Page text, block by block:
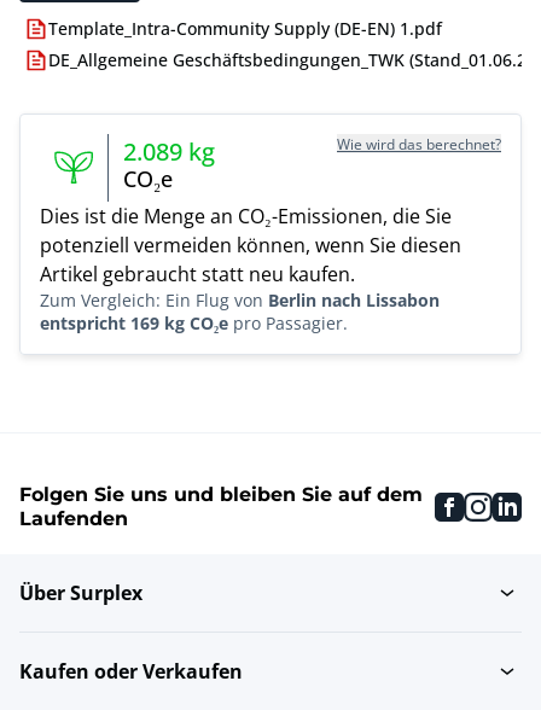
Template_Intra-Community Supply (DE-EN) 1.pdf
DE_Allgemeine Geschäftsbedingungen_TWK
2.089 kg
CO₂e
Wie wird das berechnet?
Dies ist die Menge an CO₂-Emissionen, die Sie
potenziell vermeiden können, wenn Sie diesen
Artikel gebraucht statt neu kaufen.
Zum Vergleich: Ein Flug von Berlin nach Lissabon
entspricht 169 kg CO₂e pro Passagier.
Folgen Sie uns und bleiben Sie auf dem
Laufenden
Über Surplex
Kaufen oder Verkaufen